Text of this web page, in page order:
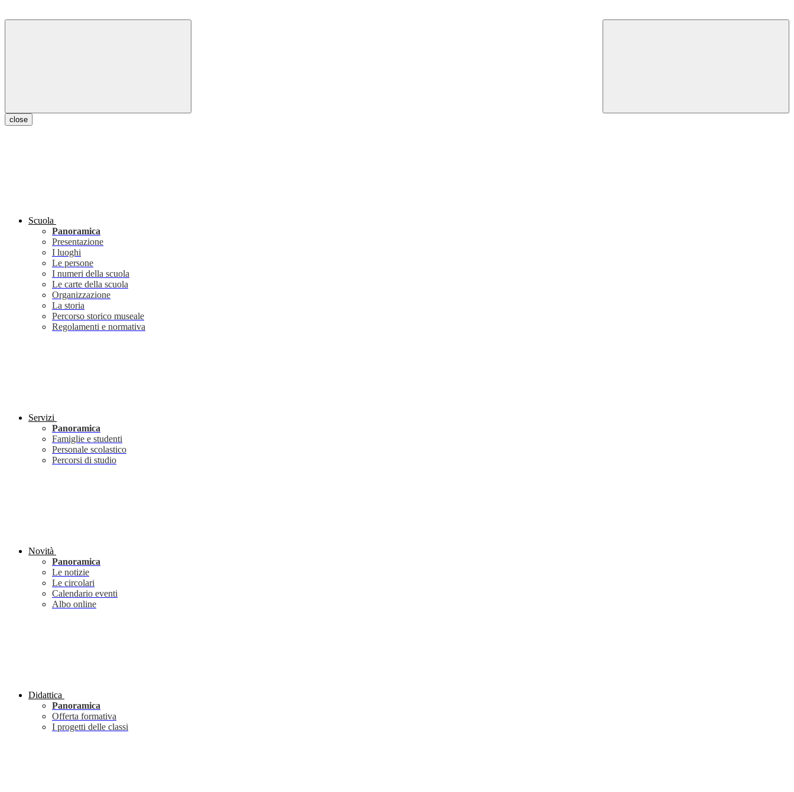
close
Scuola
Panoramica
Presentazione
I luoghi
Le persone
I numeri della scuola
Le carte della scuola
Organizzazione
La storia
Percorso storico museale
Regolamenti e normativa
Servizi
Panoramica
Famiglie e studenti
Personale scolastico
Percorsi di studio
Novità
Panoramica
Le notizie
Le circolari
Calendario eventi
Albo online
Didattica
Panoramica
Offerta formativa
I progetti delle classi